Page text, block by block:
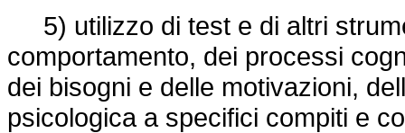
5) utilizzo di test e di altri
comportamento, dei processi
dei bisogni e delle motivazioni,
psicologica a specifici compiti e